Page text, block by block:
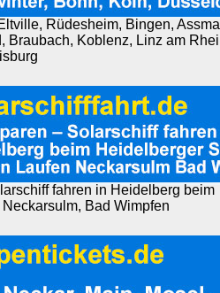
Rüdesheim, Bingen,
Braubach, Koblenz, Linz am
fahren in Heidelberg beim
Bad Wimpfen